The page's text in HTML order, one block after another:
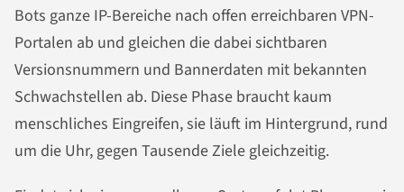
Bots ganze IP-Bereiche nach offen erreichbaren VPN-
Portalen ab und gleichen die dabei sichtbaren
Versionsnummern und Bannerdaten mit bekannten
Schwachstellen ab. Diese Phase braucht kaum
menschliches Eingreifen, sie läuft im Hintergrund, rund
um die Uhr, gegen Tausende Ziele gleichzeitig.